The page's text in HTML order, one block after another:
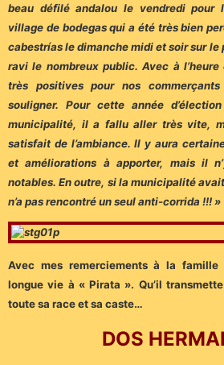
beau défilé andalou le vendredi pour
village de bodegas qui a été très bien
cabestrías le dimanche midi et soir sur
ravi le nombreux public. Avec à
très positives pour nos
souligner. Pour cette année
municipalité, il a fallu aller très vite,
satisfait de l’ambiance. Il y aura
et améliorations à apporter, mais il
notables. En outre, si la municipalité
n’a pas rencontré un seul anti-corrida !!! »
Avec mes remerciements à la famille
longue vie à « Pirata ». Qu’il
toute sa race et sa caste…
DOS